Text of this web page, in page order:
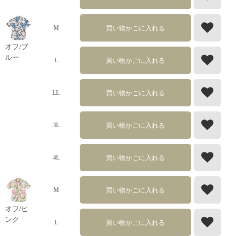
オフ/ブ
ルー
M 買い物かごに入れる
L 買い物かごに入れる
LL 買い物かごに入れる
3L 買い物かごに入れる
4L 買い物かごに入れる
オフ/ピ
ンク
M 買い物かごに入れる
L 買い物かごに入れる